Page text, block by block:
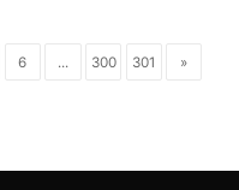
6 ... 300 301 »